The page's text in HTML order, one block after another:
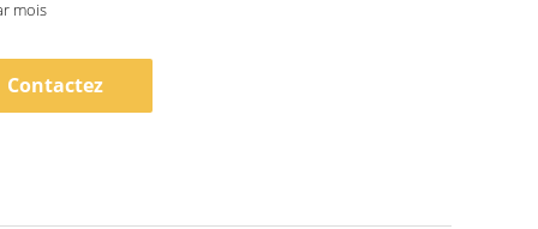
mois
Contactez